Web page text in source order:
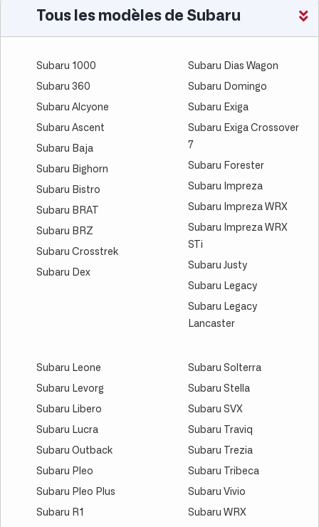
Tous les modèles de Subaru
Subaru 1000
Subaru 360
Subaru Alcyone
Subaru Ascent
Subaru Baja
Subaru Bighorn
Subaru Bistro
Subaru BRAT
Subaru BRZ
Subaru Crosstrek
Subaru Dex
Subaru Dias Wagon
Subaru Domingo
Subaru Exiga
Subaru Exiga Crossover
7
Subaru Forester
Subaru Impreza
Subaru Impreza WRX
Subaru Impreza WRX
STi
Subaru Justy
Subaru Legacy
Subaru Legacy
Lancaster
Subaru Leone
Subaru Levorg
Subaru Libero
Subaru Lucra
Subaru Outback
Subaru Pleo
Subaru Pleo Plus
Subaru R1
Subaru Solterra
Subaru Stella
Subaru SVX
Subaru Traviq
Subaru Trezia
Subaru Tribeca
Subaru Vivio
Subaru WRX